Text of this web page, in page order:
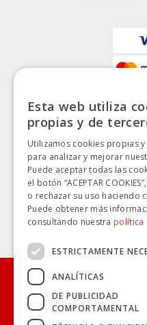
CONÓCENOS
Esta web utiliza
propias y de
Utilizamos cookies propias
para analizar y mejorar
Puede aceptar todas las
el botón “ACEPTAR
o rechazar su uso haciendo
Puede obtener más
consultando nuestra política
ESTRICTAMENTE
ANALÍTICAS
DE PUBLICIDAD
COMPORTAMENTAL